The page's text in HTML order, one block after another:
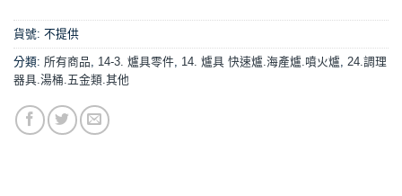
貨號: 不提供
分類: 所有商品, 14-3. 爐具零件, 14. 爐具 快速爐.海產爐.噴火爐, 24.調理
器具.湯桶.五金類.其他